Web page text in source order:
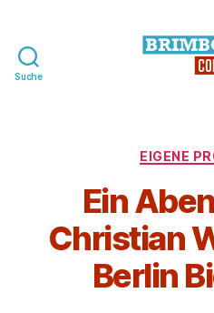
Suche
EIGENE
Ein
Christian
Berlin